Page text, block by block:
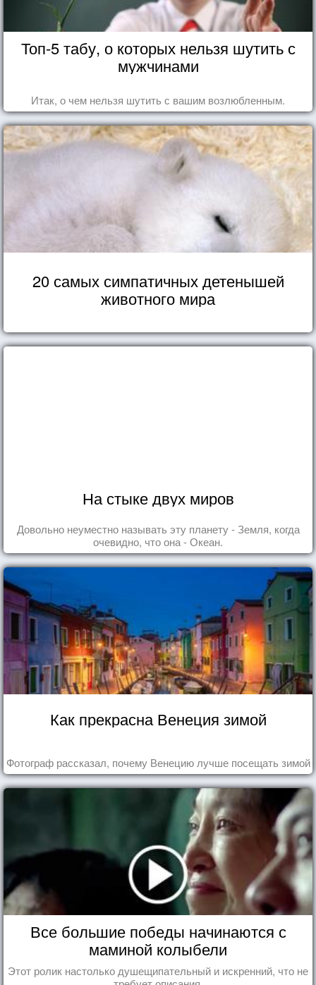
Топ-5 табу, о которых нельзя шутить с
мужчинами
Итак, о чем нельзя шутить с вашим возлюбленным.
20 самых симпатичных детенышей
животного мира
На стыке двух миров
Довольно неуместно называть эту планету - Земля, когда
очевидно, что она - Океан.
Как прекрасна Венеция зимой
Фотограф рассказал, почему Венецию лучше посещать зимой
Все большие победы начинаются с
маминой колыбели
Этот ролик настолько душещипательный и искренний, что не